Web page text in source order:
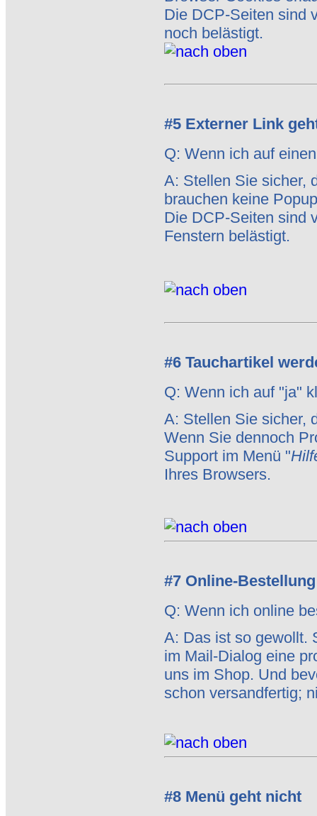
Die DCP-Seiten sind
noch belästigt.
#5 Externer Link
Q: Wenn ich auf
A: Stellen Sie sicher,
brauchen keine
Die DCP-Seiten sind
Fenstern belästigt.
#6 Tauchartikel
Q: Wenn ich auf "ja"
A: Stellen Sie sicher,
Wenn Sie dennoch
Support im Menü "
Ihres Browsers.
#7 Online-Bestellung
Q: Wenn ich online
A: Das ist so gewollt.
im Mail-Dialog eine
uns im Shop. Und
schon versandfertig;
#8 Menü geht nicht